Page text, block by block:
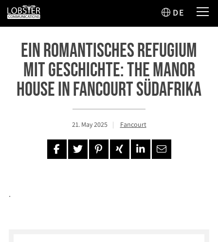
DE
Ein romantisches Refugium
mit Geschichte: The Manor
House in Fancourt Südafrika
21. May 2025 Fancourt
.